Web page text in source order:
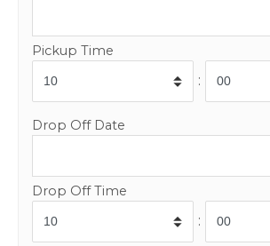
Pickup Time
:
Drop Off Date
Drop Off Time
: